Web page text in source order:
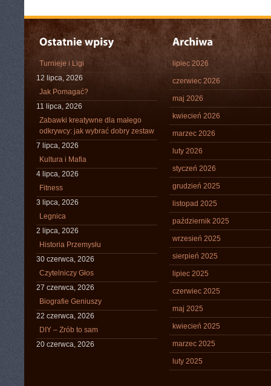
Turnieje i Ligi
12 lipca, 2026
Jak Pomagać?
11 lipca, 2026
Zabawki kreatywne dla małego
odkrywcy: jak wybrać dobry zestaw
7 lipca, 2026
Kultura i Mafia
4 lipca, 2026
Fitness
3 lipca, 2026
Legnica
2 lipca, 2026
Historia Przemysłu
30 czerwca, 2026
Czytelniczy Głos
27 czerwca, 2026
Biografie Geniuszy
22 czerwca, 2026
DIY – Zrób to sam
20 czerwca, 2026
lipiec 2026
czerwiec 2026
maj 2026
kwiecień 2026
marzec 2026
luty 2026
styczeń 2026
grudzień 2025
listopad 2025
październik 2025
wrzesień 2025
sierpień 2025
lipiec 2025
czerwiec 2025
maj 2025
kwiecień 2025
marzec 2025
luty 2025